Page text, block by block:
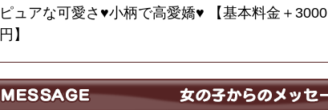
ピュアな可愛さ♥小柄で高愛嬌♥ 【基本料金＋3000
円】